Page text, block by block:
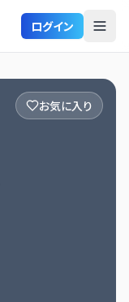
ログイン
お気に入り